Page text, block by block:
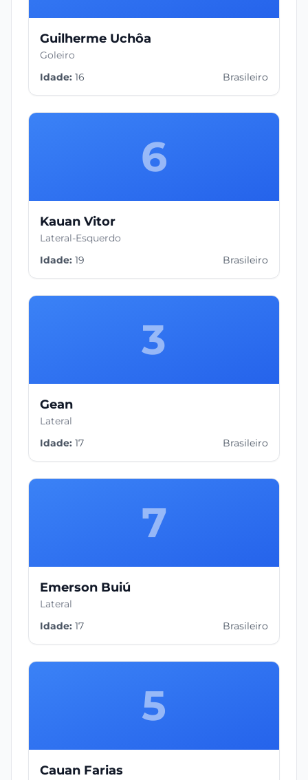
Guilherme Uchôa
Goleiro
Idade: 16 Brasileiro
6
Kauan Vitor
Lateral-Esquerdo
Idade: 19 Brasileiro
3
Gean
Lateral
Idade: 17 Brasileiro
7
Emerson Buiú
Lateral
Idade: 17 Brasileiro
5
Cauan Farias